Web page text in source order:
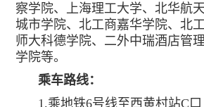
察学院、上海理工大学、北华航
城市学院、北工商嘉华学院、北
师大科德学院、二外中瑞酒店管
学院等。
乘车路线：
1.乘地铁6号线至西黄村站C